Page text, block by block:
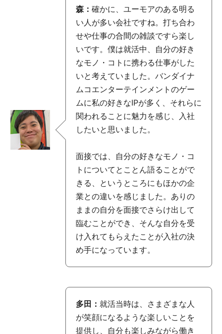
森： 確かに、ユーモアのある明る
い人が多い会社ですね。打ち合わ
せや仕事の合間の雑談ですら楽し
いです。僕は就活中、自分の好き
なモノ・コトに携わる仕事がした
いと考えていました。バンダイナ
ムコエンターテインメントのゲー
ムに私の好きなIPが多く、それらに
関われることに魅力を感じ、入社
したいと思いました。
面接では、自分の好きなモノ・コ
トについてとことん語ることがで
きる、というところにもほかの企
業との違いを感じました。ありの
ままの自分を面接でさらけ出して
臨むことができ、そんな自分を受
け入れてもらえたことが入社の決
め手になっています。
多田： 就活当時は、さまざまな人
が笑顔になるような楽しいことを
提供し、自分も楽しみながら働き